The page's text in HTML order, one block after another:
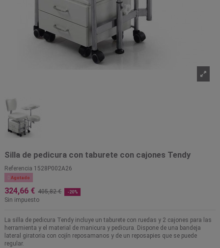
Silla de pedicura con taburete con cajones Tendy
Referencia 1528P002A26
 Agotado
324,66 € 405,82 € -20%
Sin impuesto
La silla de pedicura Tendy incluye un taburete con ruedas y 2 cajones para las
herramienta y el material de manicura y pedicura. Dispone de una bandeja
lateral giratoria con cojín reposamanos y de un reposapies que se puede
regular.